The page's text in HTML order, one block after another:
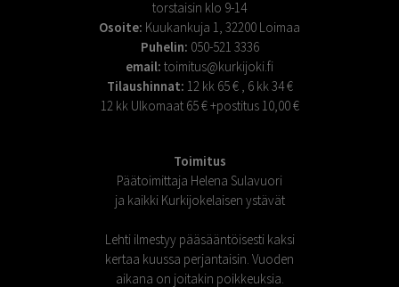
torstaisin klo 9-14
Osoite: Kuukankuja 1, 32200 Loimaa
Puhelin: 050-521 3336
email: toimitus@kurkijoki.fi
Tilaushinnat: 12 kk 65 € , 6 kk 34 €
12 kk Ulkomaat 65 € +postitus 10,00 €
Toimitus
Päätoimittaja Helena Sulavuori
ja kaikki Kurkijokelaisen ystävät
Lehti ilmestyy pääsääntöisesti kaksi
kertaa kuussa perjantaisin. Vuoden
aikana on joitakin poikkeuksia.